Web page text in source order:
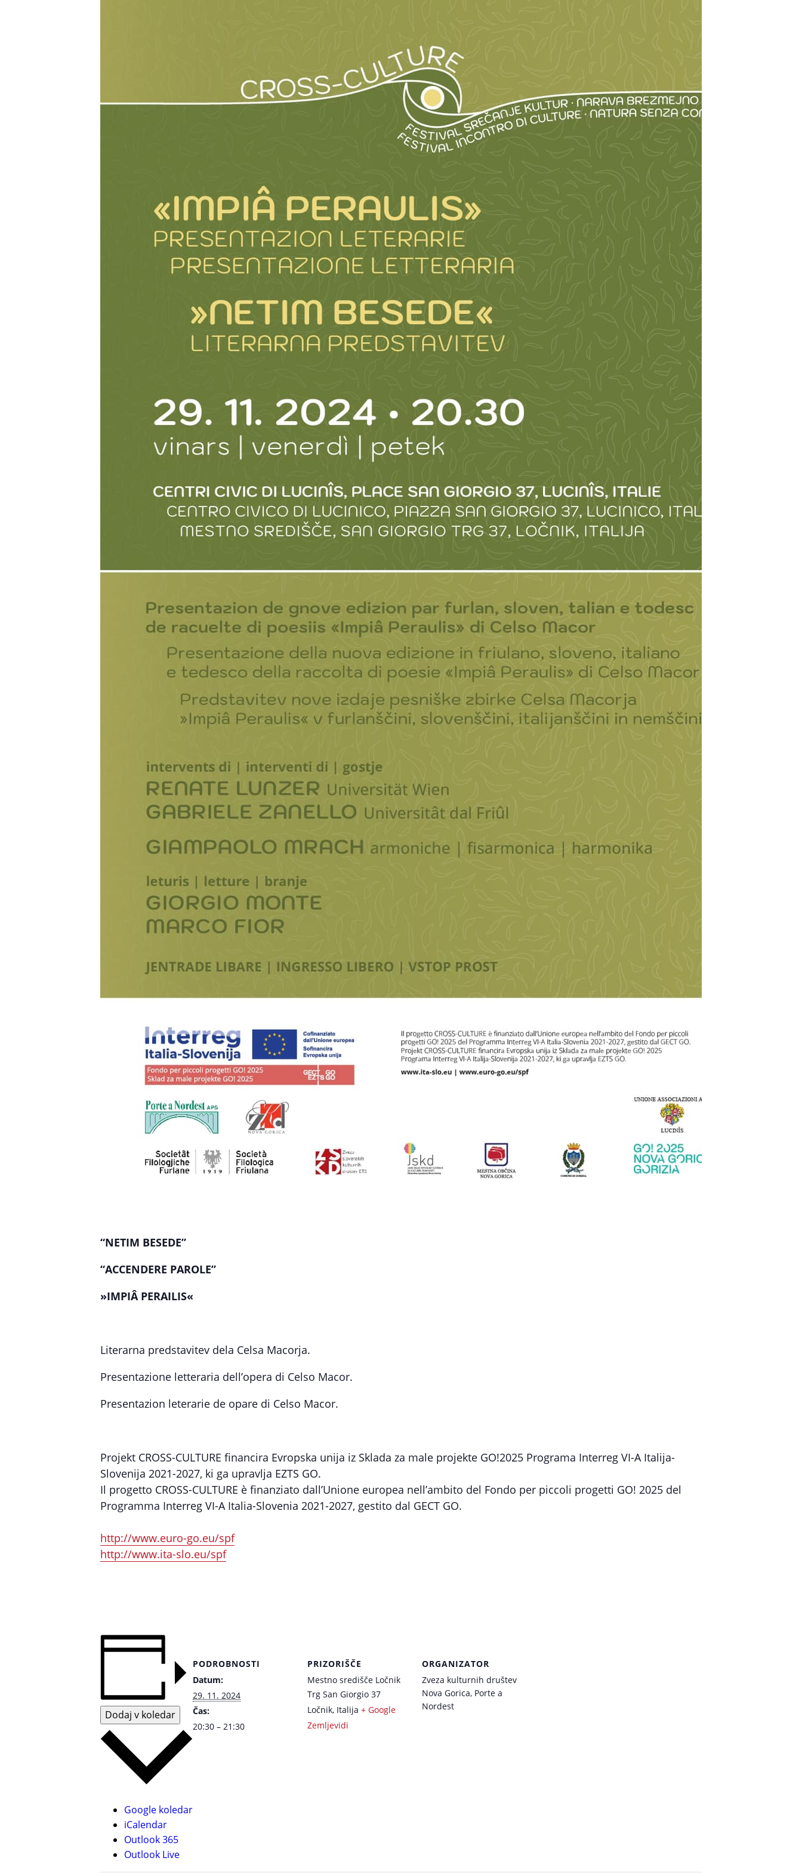
“NETIM BESEDE”
“ACCENDERE PAROLE”
»IMPIÂ PERAILIS«
Literarna predstavitev dela Celsa Macorja.
Presentazione letteraria dell’opera di Celso Macor.
Presentazion leterarie de opare di Celso Macor.
Projekt CROSS-CULTURE financira Evropska unija iz Sklada za male projekte GO!2025 Programa Interreg VI-A Italija-
Slovenija 2021-2027, ki ga upravlja EZTS GO.
Il progetto CROSS-CULTURE è finanziato dall’Unione europea nell’ambito del Fondo per piccoli progetti GO! 2025 del
Programma Interreg VI-A Italia-Slovenia 2021-2027, gestito dal GECT GO.
http://www.euro-go.eu/spf
http://www.ita-slo.eu/spf
Dodaj v koledar
Google koledar
iCalendar
Outlook 365
Outlook Live
PODROBNOSTI
Datum:
29. 11. 2024
Čas:
20:30 – 21:30
PRIZORIŠČE
Mestno središče Ločnik
Trg San Giorgio 37
Ločnik, Italija + Google
Zemljevidi
ORGANIZATOR
Zveza kulturnih društev
Nova Gorica, Porte a
Nordest